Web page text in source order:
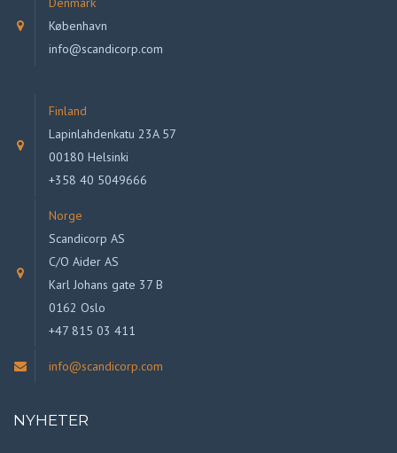
København
info@scandicorp.com
Finland
Lapinlahdenkatu 23A 57
00180 Helsinki
+358 40 5049666
Norge
Scandicorp AS
C/O Aider AS
Karl Johans gate 37 B
0162 Oslo
+47 815 03 411
info@scandicorp.com
NYHETER